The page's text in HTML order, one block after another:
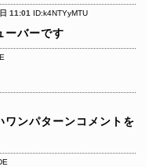
11:01 ID:k4NTYyMTU
ーバーです
ワンパターンコメントを